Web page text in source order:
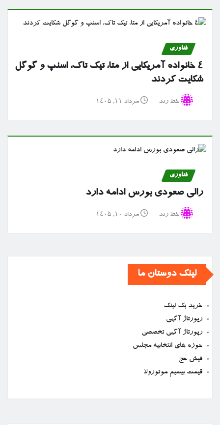
فناوری
۴ خانواده آمریکایی از متا، تیک تاک، اسنپ و گوگل
شکایت کردند
خط رند مرداد ۱۱, ۱۴۰۵
فناوری
رالی صعودی بورس ادامه دارد
خط رند مرداد ۱۰, ۱۴۰۵
لینک دوستان ما
خرید بک لینک
رپورتاژ آگهی
رپورتاژ آگهی تخصصی
حوزه های انتخابیه مجلس
فیش حج
قیمت بیسیم موتورولا